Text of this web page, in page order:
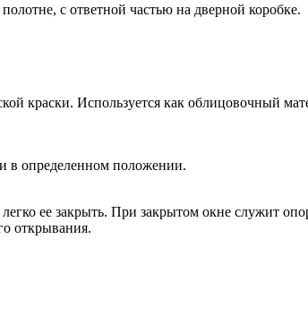
с ответной частью на дверной коробке.
краски. Используется как облицовочный
в определенном положении.
ее закрыть. При закрытом окне служит
открывания.